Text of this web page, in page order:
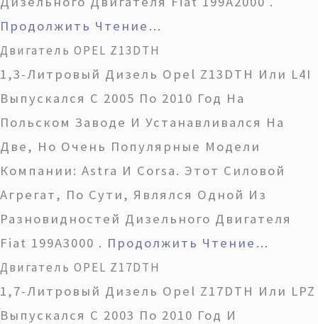
Продолжить Чтение…
Двигатель OPEL Z13DTH
1,3-Литровый Дизель Opel Z13DTH Или L4I
Выпускался С 2005 По 2010 Год На
Польском Заводе И Устанавливался На
Две, Но Очень Популярные Модели
Компании: Astra И Corsa. Этот Силовой
Агрегат, По Сути, Являлся Одной Из
Разновидностей Дизельного Двигателя
Fiat 199A3000 . Продолжить Чтение…
Двигатель OPEL Z17DTH
1,7-Литровый Дизель Opel Z17DTH Или LPZ
Выпускался С 2003 По 2010 Год И